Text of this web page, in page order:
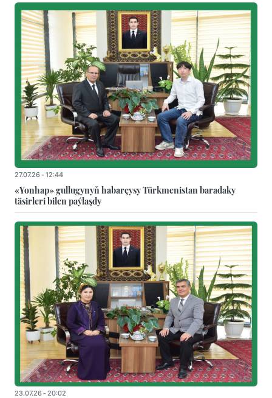
27.07.26 - 12:44
«Yonhap» gullugynyň habarçysy Türkmenistan baradaky
täsirleri bilen paýlaşdy
23.07.26 - 20:02